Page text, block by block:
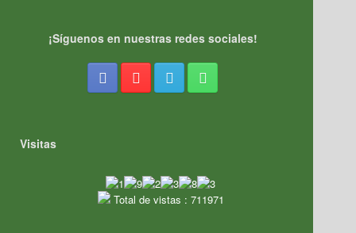
¡Síguenos en nuestras redes sociales!
Visitas
Total de vistas : 711971